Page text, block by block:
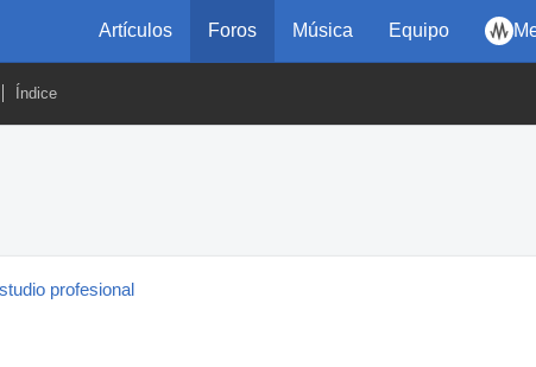
Artículos Foros Música Equipo
Índice
profesional